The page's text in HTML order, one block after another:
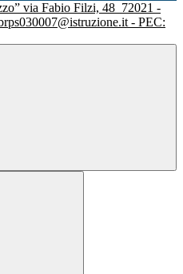
via Fabio Filzi, 48 72021 -
- PEC: